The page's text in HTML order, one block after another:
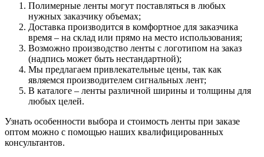
Полимерные ленты могут поставляться в любых
нужных заказчику объемах;
Доставка производится в комфортное для заказчика
время – на склад или прямо на место использования;
Возможно производство ленты с логотипом на заказ
(надпись может быть нестандартной);
Мы предлагаем привлекательные цены, так как
являемся производителем сигнальных лент;
В каталоге – ленты различной ширины и толщины для
любых целей.
Узнать особенности выбора и стоимость ленты при заказе
оптом можно с помощью наших квалифицированных
консультантов.